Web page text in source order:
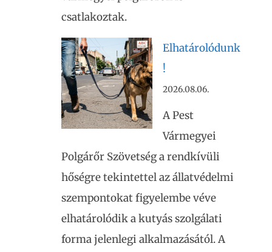
csatlakoztak.
Elhatárolódunk
!
2026.08.06.
A Pest
Vármegyei
Polgárőr Szövetség a rendkívüli
hőségre tekintettel az állatvédelmi
szempontokat figyelembe véve
elhatárolódik a kutyás szolgálati
forma jelenlegi alkalmazásától. A